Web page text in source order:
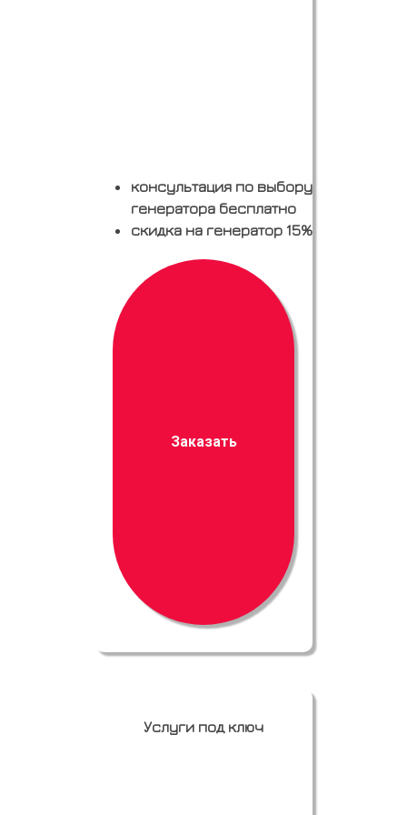
консультация по выбору
генератора бесплатно
скидка на генератор 15%
Заказать
Услуги под ключ